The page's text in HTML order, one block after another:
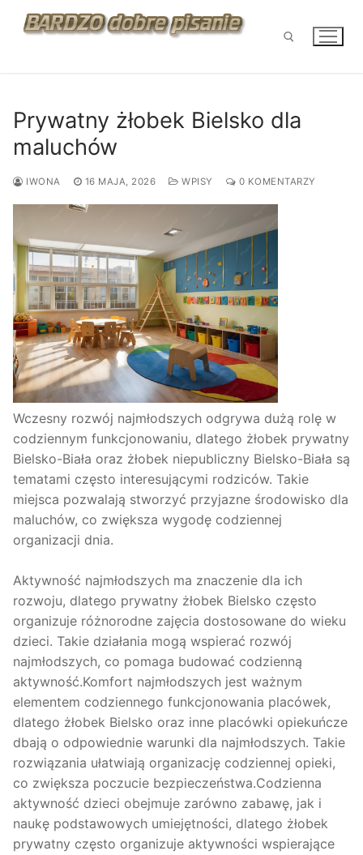
Przejdź
Prywatny żłobek Bielsko dla
maluchów
IWONA 16 MAJA, 2026 WPISY 0 KOMENTARZY
Wczesny rozwój najmłodszych odgrywa dużą rolę w
codziennym funkcjonowaniu, dlatego żłobek prywatny
Bielsko-Biała oraz żłobek niepubliczny Bielsko-Biała są
tematami często interesującymi rodziców. Takie
miejsca pozwalają stworzyć przyjazne środowisko dla
maluchów, co zwiększa wygodę codziennej
organizacji dnia.
Aktywność najmłodszych ma znaczenie dla ich
rozwoju, dlatego prywatny żłobek Bielsko często
organizuje różnorodne zajęcia dostosowane do wieku
dzieci. Takie działania mogą wspierać rozwój
najmłodszych, co pomaga budować codzienną
aktywność.Komfort najmłodszych jest ważnym
elementem codziennego funkcjonowania placówek,
dlatego żłobek Bielsko oraz inne placówki opiekuńcze
dbają o odpowiednie warunki dla najmłodszych. Takie
rozwiązania ułatwiają organizację codziennej opieki,
co zwiększa poczucie bezpieczeństwa.Codzienna
aktywność dzieci obejmuje zarówno zabawę, jak i
naukę podstawowych umiejętności, dlatego żłobek
prywatny często organizuje aktywności wspierające